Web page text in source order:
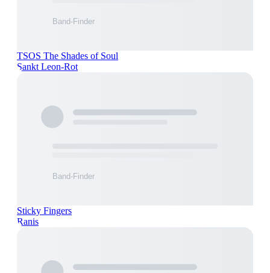
TSOS The Shades of Soul
Sankt Leon-Rot
Sticky Fingers
Ranis